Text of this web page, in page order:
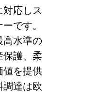
応しス
です。
高水準の
保護、柔
値を提供
調達は欧